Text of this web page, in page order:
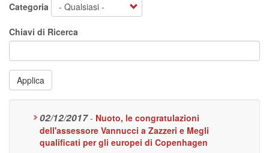
Categoria
Chiavi di Ricerca
Applica
02/12/2017 - Nuoto, le congratulazioni
dell'assessore Vannucci a Zazzeri e Megli
qualificati per gli europei di Copenhagen